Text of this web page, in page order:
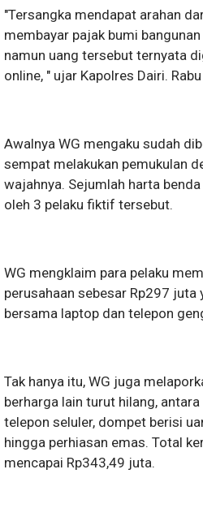
"Tersangka mendapat arahan
membayar pajak bumi
namun uang tersebut ternyata
online, " ujar Kapolres Dairi.
Awalnya WG mengaku sudah
sempat melakukan pemukulan
wajahnya. Sejumlah harta
oleh 3 pelaku fiktif tersebut.
WG mengklaim para pelaku
perusahaan sebesar Rp297
bersama laptop dan telepon
Tak hanya itu, WG juga
berharga lain turut hilang,
telepon seluler, dompet berisi
hingga perhiasan emas. Total
mencapai Rp343,49 juta.